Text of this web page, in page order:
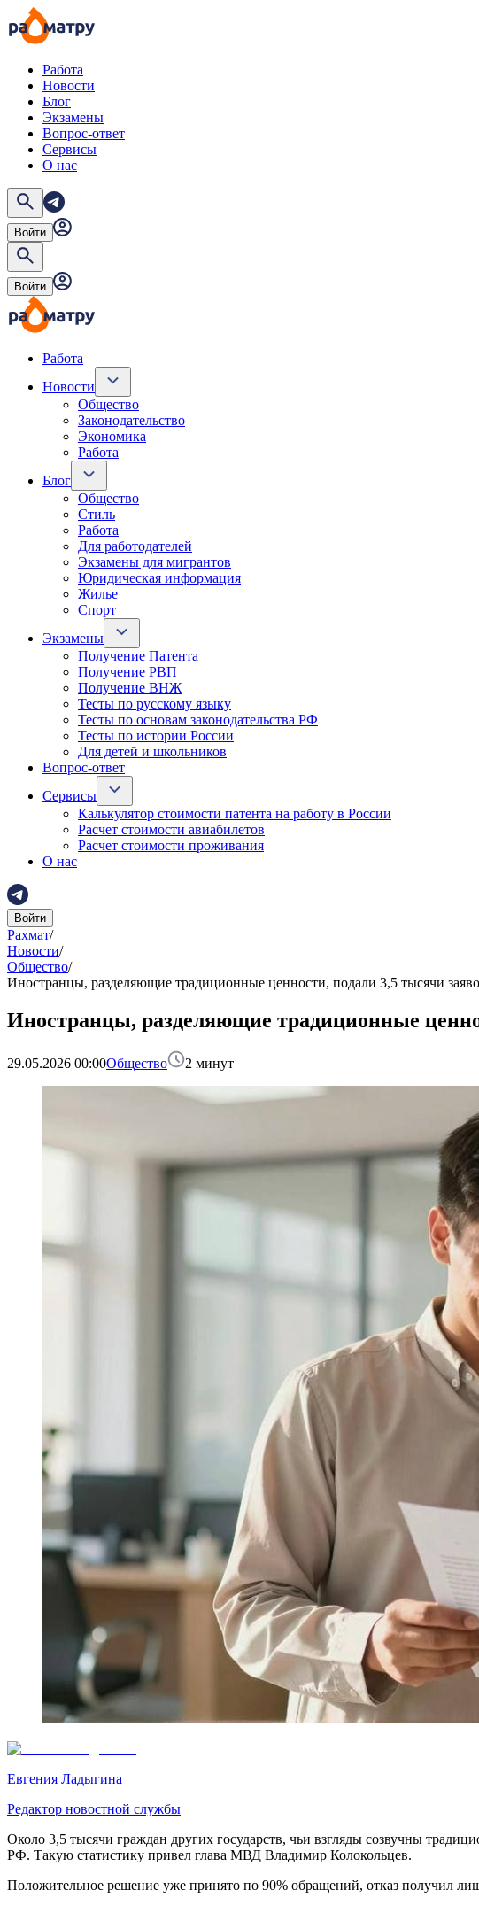
Работа
Новости
Блог
Экзамены
Вопрос-ответ
Сервисы
О нас
Войти
Войти
Работа
Новости
Общество
Законодательство
Экономика
Работа
Блог
Общество
Стиль
Работа
Для работодателей
Экзамены для мигрантов
Юридическая информация
Жилье
Спорт
Экзамены
Получение Патента
Получение РВП
Получение ВНЖ
Тесты по русскому языку
Тесты по основам законодательства РФ
Тесты по истории России
Для детей и школьников
Вопрос-ответ
Сервисы
Калькулятор стоимости патента на работу в России
Расчет стоимости авиабилетов
Расчет стоимости проживания
О нас
Войти
Рахмат/
Новости/
Общество/
Иностранцы, разделяющие традиционные ценности, подали 3,5 тысячи
Иностранцы, разделяющие традиционные
29.05.2026 00:00Общество 2 минут
Евгения Ладыгина
Редактор новостной службы
Около 3,5 тысячи граждан других государств, чьи взгляды созвучны
РФ. Такую статистику привел глава МВД Владимир Колокольцев.
Положительное решение уже принято по 90% обращений, отказ получил